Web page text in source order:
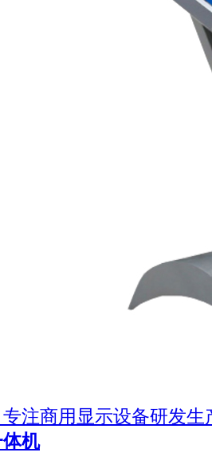
专注商用显示设备研发
机